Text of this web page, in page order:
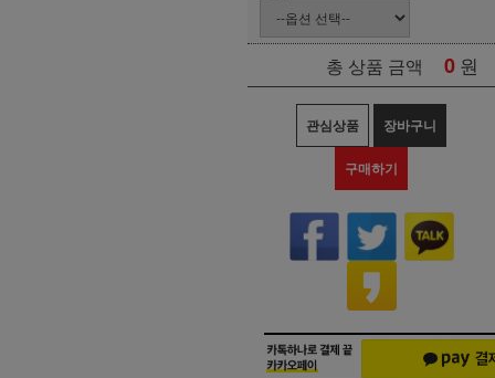
총 상품 금액 0 원
관심상품 장바구니
구매하기